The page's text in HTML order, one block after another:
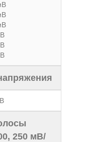
250 мВ/